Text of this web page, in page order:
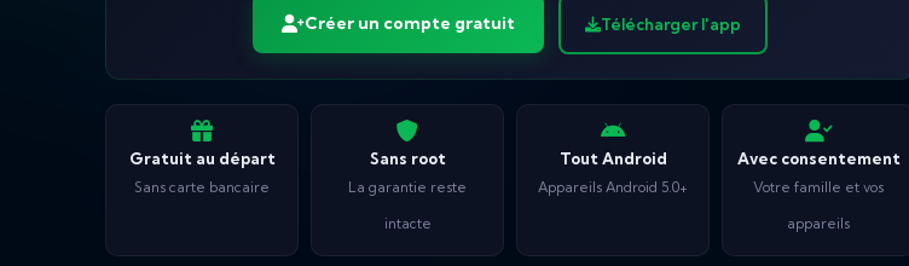
Créer un compte gratuit Télécharger l'app
Gratuit au départ
Sans carte bancaire
Sans root
La garantie reste
intacte
Tout Android
Appareils Android 5.0+
Avec consentement
Votre famille et vos
appareils